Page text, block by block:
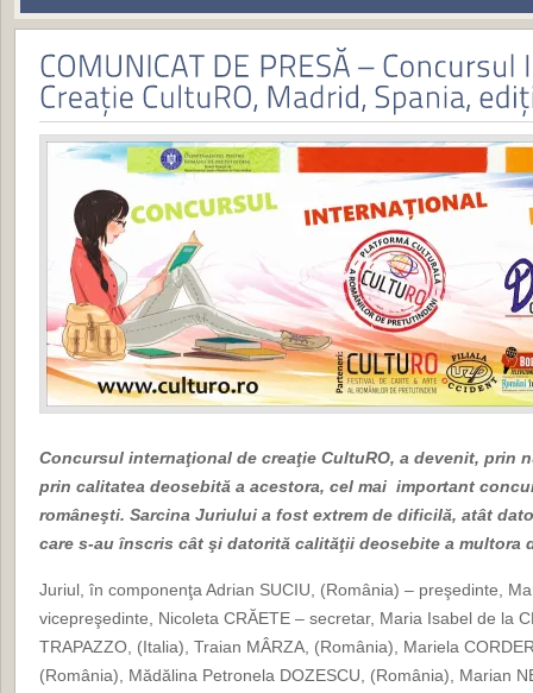
Concursul internaţional de creaţie CultuRO, a devenit, prin
prin calitatea deosebită a acestora, cel mai important
româneşti. Sarcina Juriului a fost extrem de dificilă, atât
care s-au înscris cât şi datorită calităţii deosebite a multora
Juriul, în componenţa Adrian SUCIU, (România) – preşedinte,
vicepreşedinte, Nicoleta CRĂETE – secretar, Maria Isabel de la
TRAPAZZO, (Italia), Traian MÂRZA, (România), Mariela
(România), Mădălina Petronela DOZESCU, (România), Marian